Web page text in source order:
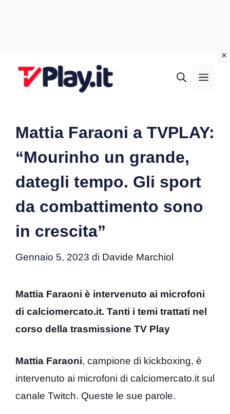
Mattia Faraoni a TVPLAY:
“Mourinho un grande,
dategli tempo. Gli sport
da combattimento sono
in crescita”
Gennaio 5, 2023 di Davide Marchiol
Mattia Faraoni è intervenuto ai microfoni
di calciomercato.it. Tanti i temi trattati nel
corso della trasmissione TV Play
Mattia Faraoni, campione di kickboxing, è
intervenuto ai microfoni di calciomercato.it sul
canale Twitch. Queste le sue parole.